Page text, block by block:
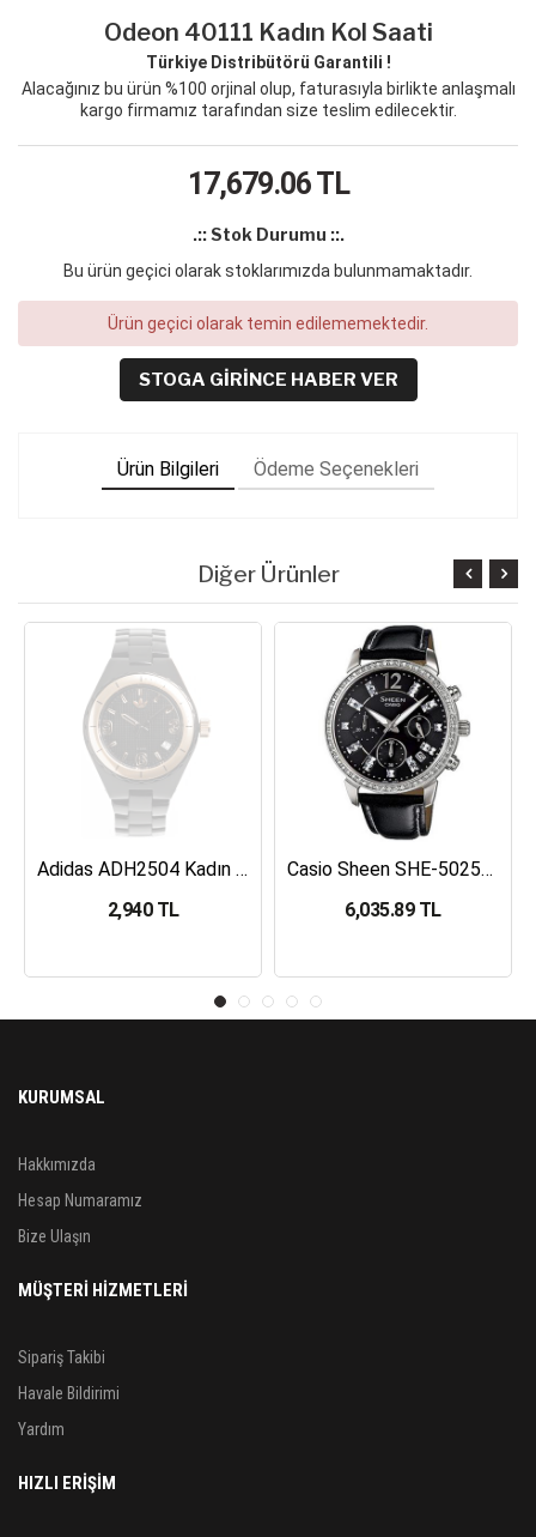
Odeon 40111 Kadın Kol Saati
Türkiye Distribütörü Garantili !
Alacağınız bu ürün %100 orjinal olup, faturasıyla birlikte anlaşmalı
kargo firmamız tarafından size teslim edilecektir.
17,679.06TL
.:: Stok Durumu ::.
Bu ürün geçici olarak stoklarımızda bulunmamaktadır.
Ürün geçici olarak temin edilememektedir.
STOGA GIRINCE HABER VER
Ürün Bilgileri Ödeme Seçenekleri
Diğer Ürünler
Adidas ADH2504 Kadın Kol Saati
6,035.89 TL
5,205.20 TL
KURUMSAL
Hakkımızda
Hesap Numaramız
Bize Ulaşın
MÜŞTERİ HİZMETLERİ
Sipariş Takibi
Havale Bildirimi
Yardım
HIZLI ERİŞİM